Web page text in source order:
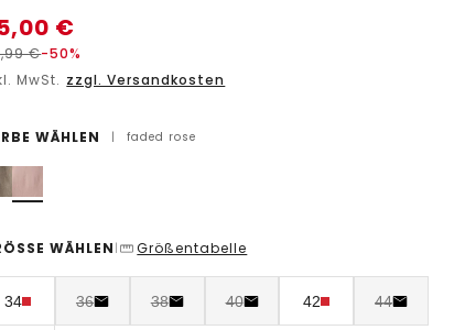
€
€-50%
MwSt. zzgl. Versandkosten
WÄHLEN | faded rose
WÄHLEN | Größentabelle
34 36 38 40 42 44